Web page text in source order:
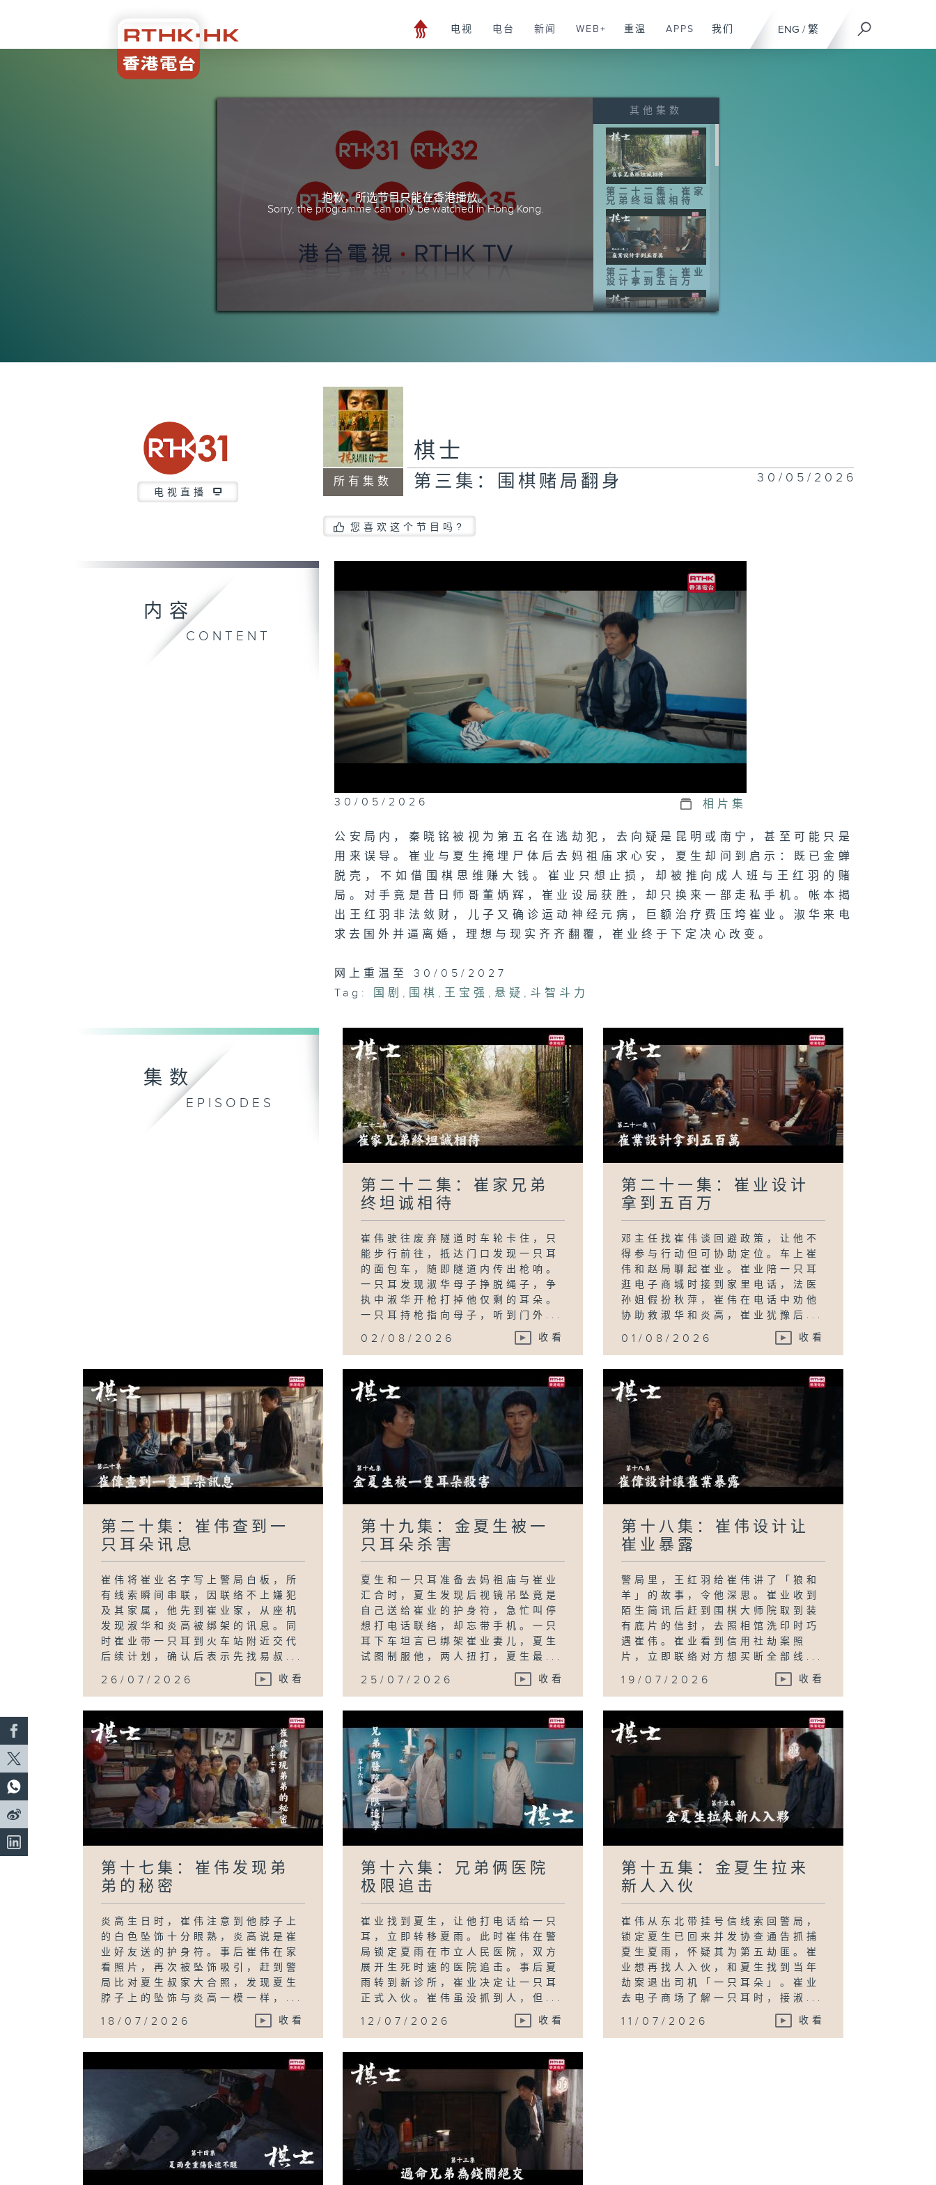
ENG / 繁
电视 电台 新闻 WEB+ 重温 APPS 我们
抱歉，所选节目只能在香港播放。
Sorry, the programme can only be watched in Hong Kong.
其他集数
第二十二集：崔家
兄弟终坦诚相待
第二十一集：崔业
设计拿到五百万
到一只耳朵讯息
第十七集：崔伟发
现弟弟的秘密
第十六集：兄弟俩
医院极限追击
第十五集：金夏生
第十四集：夏雨受
重伤昏迷不醒
第十三集：过命兄
弟为钱闹绝交
电视直播
所有集数
棋士
第三集：围棋赌局翻身 30/05/2026
您喜欢这个节目吗?
内容
CONTENT
30/05/2026 相片集
公安局内，秦晓铭被视为第五名在逃劫犯，去向疑是昆明或南宁，甚至可能只是
用来误导。崔业与夏生掩埋尸体后去妈祖庙求心安，夏生却问到启示：既已金蝉
脱壳，不如借围棋思维赚大钱。崔业只想止损，却被推向成人班与王红羽的赌
局。对手竟是昔日师哥董炳辉，崔业设局获胜，却只换来一部走私手机。帐本揭
出王红羽非法敛财，儿子又确诊运动神经元病，巨额治疗费压垮崔业。淑华来电
求去国外并逼离婚，理想与现实齐齐翻覆，崔业终于下定决心改变。
网上重温至 30/05/2027
Tag:
国剧 , 围棋 ,王宝强 , 悬疑 , 斗智斗力
集数
EPISODES
第二十二集：崔家兄弟
终坦诚相待
崔伟驶往废弃隧道时车轮卡住，只
能步行前往，抵达门口发现一只耳
的面包车，随即隧道内传出枪响。
一只耳发现淑华母子挣脱绳子，争
执中淑华开枪打掉他仅剩的耳朵。
一只耳持枪指向母子，听到门外...
02/08/2026 收看
第二十一集：崔业设计
拿到五百万
邓主任找崔伟谈回避政策，让他不
得参与行动但可协助定位。车上崔
伟和赵局聊起崔业。崔业陪一只耳
逛电子商城时接到家里电话，法医
孙姐假扮秋萍，崔伟在电话中劝他
协助救淑华和炎高，崔业犹豫后...
01/08/2026 收看
第二十集：崔伟查到一
只耳朵讯息
崔伟将崔业名字写上警局白板，所
有线索瞬间串联，因联络不上嫌犯
及其家属，他先到崔业家，从座机
发现淑华和炎高被绑架的讯息。同
时崔业带一只耳到火车站附近交代
后续计划，确认后表示先找易叔...
26/07/2026 收看
第十九集：金夏生被一
只耳朵杀害
夏生和一只耳准备去妈祖庙与崔业
汇合时，夏生发现后视镜吊坠竟是
自己送给崔业的护身符，急忙叫停
想打电话联络，却忘带手机。一只
耳下车坦言已绑架崔业妻儿，夏生
试图制服他，两人扭打，夏生最...
25/07/2026 收看
第十八集：崔伟设计让
崔业暴露
警局里，王红羽给崔伟讲了「狼和
羊」的故事，令他深思。崔业收到
陌生简讯后赶到围棋大师院取到装
有底片的信封，去照相馆洗印时巧
遇崔伟。崔业看到信用社劫案照
片，立即联络对方想买断全部线...
19/07/2026 收看
第十七集：崔伟发现弟
弟的秘密
炎高生日时，崔伟注意到他脖子上
的白色坠饰十分眼熟，炎高说是崔
业好友送的护身符。事后崔伟在家
看照片，再次被坠饰吸引，赶到警
局比对夏生叔家大合照，发现夏生
脖子上的坠饰与炎高一模一样，...
18/07/2026 收看
第十六集：兄弟俩医院
极限追击
崔业找到夏生，让他打电话给一只
耳，立即转移夏雨。此时崔伟在警
局锁定夏雨在市立人民医院，双方
展开生死时速的医院追击。事后夏
雨转到新诊所，崔业决定让一只耳
正式入伙。崔伟虽没抓到人，但...
12/07/2026 收看
第十五集：金夏生拉来
新人入伙
崔伟从东北带挂号信线索回警局，
锁定夏生已回来并发协查通告抓捕
夏生夏雨，怀疑其为第五劫匪。崔
业想再找人入伙，和夏生找到当年
劫案退出司机「一只耳朵」。崔业
去电子商场了解一只耳时，接淑...
11/07/2026 收看